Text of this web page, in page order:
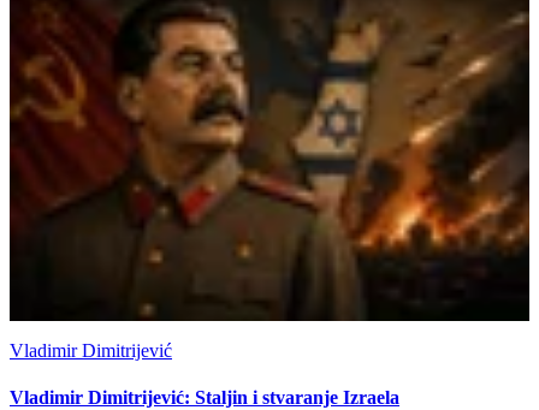
Vladimir Dimitrijević
Vladimir Dimitrijević: Staljin i stvaranje Izraela